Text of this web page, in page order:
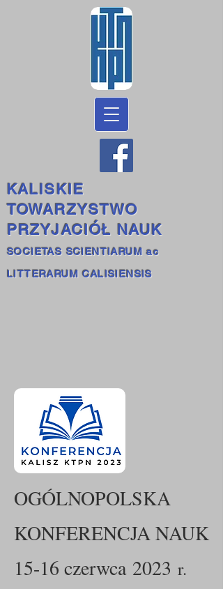
KALISKIE
TOWARZYSTWO
PRZYJACIÓŁ NAUK
SOCIETAS SCIENTIARUM ac
LITTERARUM CALISIENSIS
OGÓLNOPOLSKA
KONFERENCJA NAUK
15-16 czerwca2023 r.